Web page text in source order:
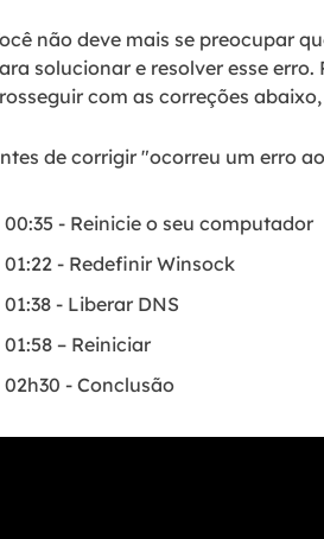
não deve mais se preocupar
solucionar e resolver esse
com as correções
de corrigir "ocorreu um erro
00:35 - Reinicie o seu computador
01:22 - Redefinir Winsock
01:38 - Liberar DNS
01:58 – Reiniciar
02h30 - Conclusão